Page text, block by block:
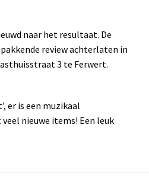
naar het resultaat. De
review achterlaten in
3 te Ferwert.
er is een muzikaal
nieuwe items! Een leuk